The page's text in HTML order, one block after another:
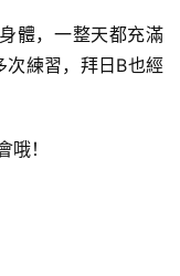
體，一整天都充滿
次練習，拜日B也經
！